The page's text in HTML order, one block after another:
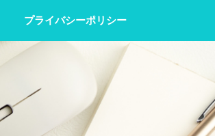
プライバシーポリシー